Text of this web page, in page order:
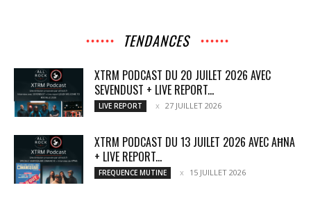
TENDANCES
XTRM PODCAST DU 20 JUILET 2026 AVEC
SEVENDUST + LIVE REPORT...
LIVE REPORT 27 JUILLET 2026
XTRM PODCAST DU 13 JUILET 2026 AVEC AĦNA
+ LIVE REPORT...
FREQUENCE MUTINE 15 JUILLET 2026